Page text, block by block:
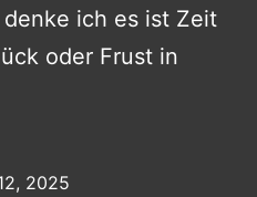
ich es ist Zeit
oder Frust in
2025